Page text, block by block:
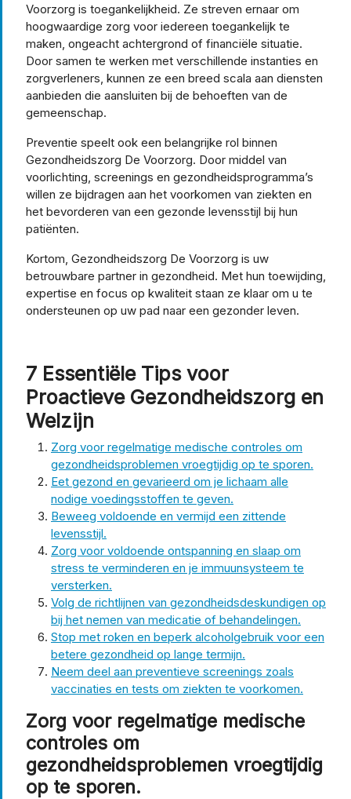
Voorzorg is toegankelijkheid. Ze streven ernaar om
hoogwaardige zorg voor iedereen toegankelijk te
maken, ongeacht achtergrond of financiële situatie.
Door samen te werken met verschillende instanties en
zorgverleners, kunnen ze een breed scala aan diensten
aanbieden die aansluiten bij de behoeften van de
gemeenschap.
Preventie speelt ook een belangrijke rol binnen
Gezondheidszorg De Voorzorg. Door middel van
voorlichting, screenings en gezondheidsprogramma’s
willen ze bijdragen aan het voorkomen van ziekten en
het bevorderen van een gezonde levensstijl bij hun
patiënten.
Kortom, Gezondheidszorg De Voorzorg is uw
betrouwbare partner in gezondheid. Met hun toewijding,
expertise en focus op kwaliteit staan ze klaar om u te
ondersteunen op uw pad naar een gezonder leven.
7 Essentiële Tips voor
Proactieve Gezondheidszorg en
Welzijn
Zorg voor regelmatige medische controles om
gezondheidsproblemen vroegtijdig op te sporen.
Eet gezond en gevarieerd om je lichaam alle
nodige voedingsstoffen te geven.
Beweeg voldoende en vermijd een zittende
levensstijl.
Zorg voor voldoende ontspanning en slaap om
stress te verminderen en je immuunsysteem te
versterken.
Volg de richtlijnen van gezondheidsdeskundigen op
bij het nemen van medicatie of behandelingen.
Stop met roken en beperk alcoholgebruik voor een
betere gezondheid op lange termijn.
Neem deel aan preventieve screenings zoals
vaccinaties en tests om ziekten te voorkomen.
Zorg voor regelmatige medische
controles om
gezondheidsproblemen vroegtijdig
op te sporen.